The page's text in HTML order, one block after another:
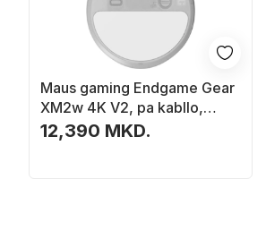
Maus gaming Endgame Gear
XM2w 4K V2, pa kabllo,
optik, i bardhë
12,390 MKD.